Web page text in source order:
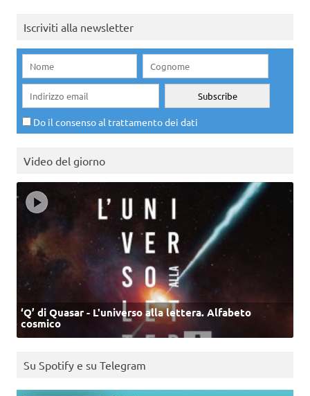
Iscriviti alla newsletter
Do il consenso al trattamento dei dati
Video del giorno
‘Q’ di Quasar - L'universo alla lettera. Alfabeto
cosmico
Su Spotify e su Telegram